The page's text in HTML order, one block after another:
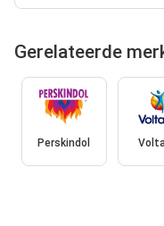
Gerelateerde
Perskindol